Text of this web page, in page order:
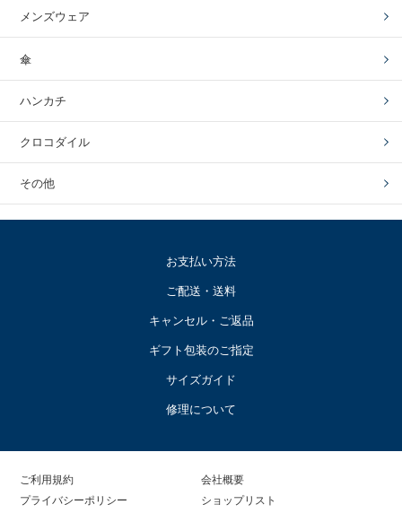
メンズウェア
傘
ハンカチ
クロコダイル
その他
お支払い方法
ご配送・送料
キャンセル・ご返品
ギフト包装のご指定
サイズガイド
修理について
ご利用規約
プライバシーポリシー
会社概要
ショップリスト